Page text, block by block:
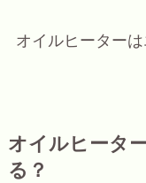
オイルヒーター
オイルヒータ
る？